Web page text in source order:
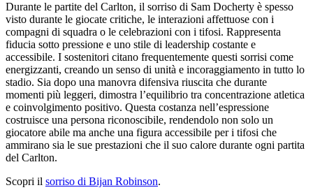
Durante le partite del Carlton, il sorriso di Sam Docherty è spesso
visto durante le giocate critiche, le interazioni affettuose con i
compagni di squadra o le celebrazioni con i tifosi. Rappresenta
fiducia sotto pressione e uno stile di leadership costante e
accessibile. I sostenitori citano frequentemente questi sorrisi come
energizzanti, creando un senso di unità e incoraggiamento in tutto lo
stadio. Sia dopo una manovra difensiva riuscita che durante
momenti più leggeri, dimostra l’equilibrio tra concentrazione atletica
e coinvolgimento positivo. Questa costanza nell’espressione
costruisce una persona riconoscibile, rendendolo non solo un
giocatore abile ma anche una figura accessibile per i tifosi che
ammirano sia le sue prestazioni che il suo calore durante ogni partita
del Carlton.
Scopri il sorriso di Bijan Robinson.